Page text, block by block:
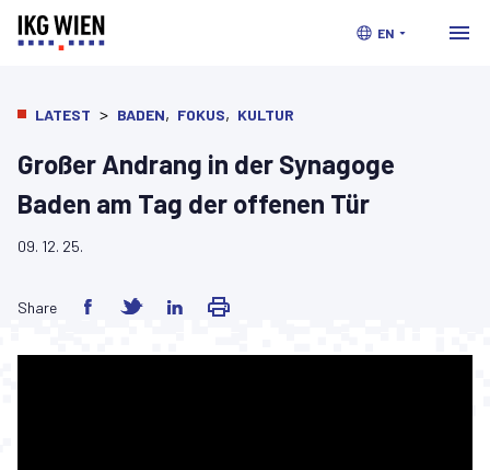
EN
LATEST > BADEN, FOKUS, KULTUR
Großer Andrang in der Synagoge
Baden am Tag der offenen Tür
09. 12. 25.
Share